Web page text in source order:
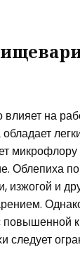
на
микрофлору
Облепиха
изжогой и
повышенной
следует